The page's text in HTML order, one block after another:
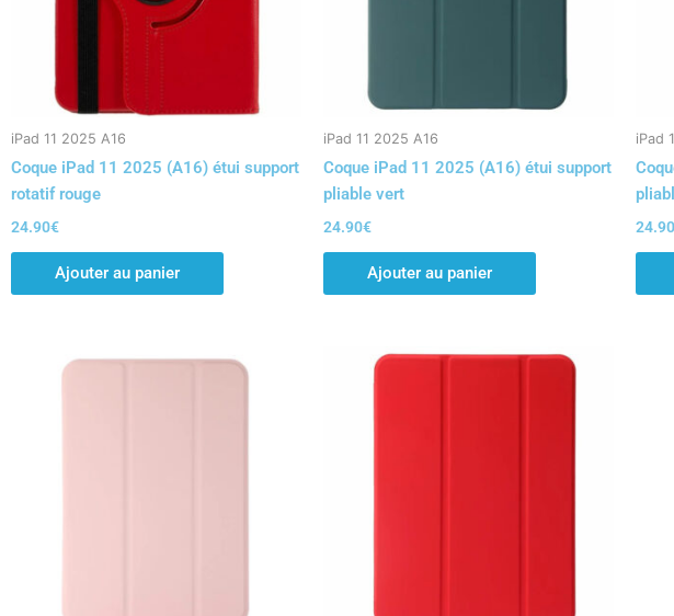
iPad 11 2025 A16
Coque iPad 11 2025 (A16) étui support
rotatif rouge
24.90€
Ajouter au panier
iPad 11 2025 A16
Coque iPad 11 2025 (A16) étui support
pliable vert
24.90€
Ajouter au panier
iPad
24.90